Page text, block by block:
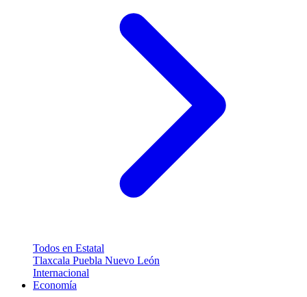
Todos en Estatal
Tlaxcala Puebla Nuevo León
Internacional
Economía